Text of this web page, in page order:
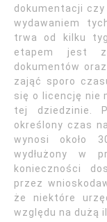
dokumentacji
wydawaniem
trwa od kilku
etapem jest
dokumentów
zająć sporo
się o licencję nie
tej dziedzinie.
określony czas
wynosi około
wydłużony w
konieczności
przez
że niektóre
względu na dużą